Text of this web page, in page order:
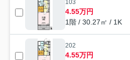
103
4.55万円
1階 / 30.27㎡ / 1K
202
4.55万円